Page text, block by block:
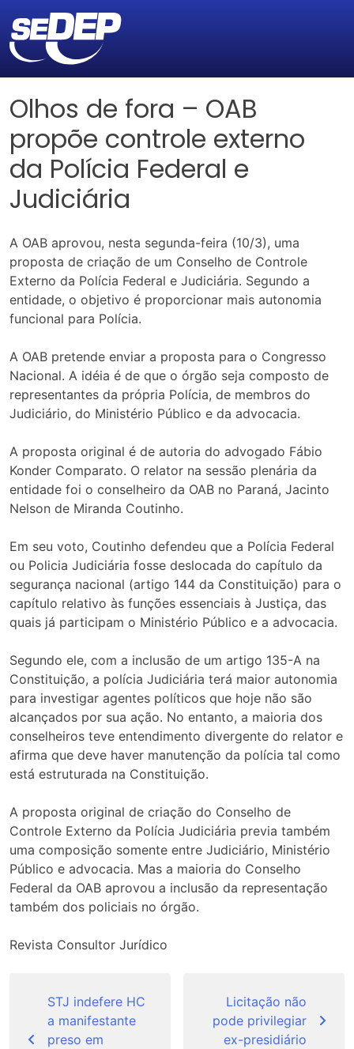
Olhos de fora – OAB
propõe controle externo
da Polícia Federal e
Judiciária
A OAB aprovou, nesta segunda-feira (10/3), uma
proposta de criação de um Conselho de Controle
Externo da Polícia Federal e Judiciária. Segundo a
entidade, o objetivo é proporcionar mais autonomia
funcional para Polícia.
A OAB pretende enviar a proposta para o Congresso
Nacional. A idéia é de que o órgão seja composto de
representantes da própria Polícia, de membros do
Judiciário, do Ministério Público e da advocacia.
A proposta original é de autoria do advogado Fábio
Konder Comparato. O relator na sessão plenária da
entidade foi o conselheiro da OAB no Paraná, Jacinto
Nelson de Miranda Coutinho.
Em seu voto, Coutinho defendeu que a Polícia Federal
ou Policia Judiciária fosse deslocada do capítulo da
segurança nacional (artigo 144 da Constituição) para o
capítulo relativo às funções essenciais à Justiça, das
quais já participam o Ministério Público e a advocacia.
Segundo ele, com a inclusão de um artigo 135-A na
Constituição, a polícia Judiciária terá maior autonomia
para investigar agentes políticos que hoje não são
alcançados por sua ação. No entanto, a maioria dos
conselheiros teve entendimento divergente do relator e
afirma que deve haver manutenção da polícia tal como
está estruturada na Constituição.
A proposta original de criação do Conselho de
Controle Externo da Polícia Judiciária previa também
uma composição somente entre Judiciário, Ministério
Público e advocacia. Mas a maioria do Conselho
Federal da OAB aprovou a inclusão da representação
também dos policiais no órgão.
Revista Consultor Jurídico
Post
STJ indefere HC
a manifestante
preso em
Licitação não
pode privilegiar
ex-presidiário